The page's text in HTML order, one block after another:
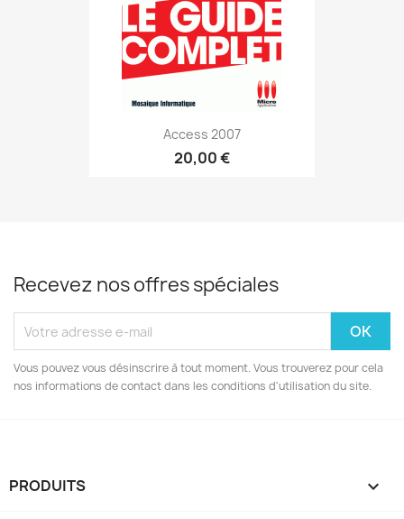
Access 2007
20,00 €
Recevez nos offres spéciales
Vous pouvez vous désinscrire à tout moment. Vous trouverez pour cela
nos informations de contact dans les conditions d'utilisation du site.
PRODUITS 